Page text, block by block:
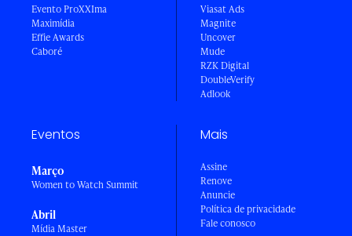
Evento ProXXIma
Maximídia
Effie Awards
Caboré
Viasat Ads
Magnite
Uncover
Mude
RZK Digital
DoubleVerify
Adlook
Eventos
Março
Women to Watch Summit
Abril
Mídia Master
Mais
Assine
Renove
Anuncie
Política de privacidade
Fale conosco